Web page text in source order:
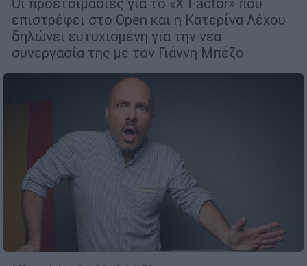
επιστρέφει στο Open και η Κατερίνα Λέχου
δηλώνει ευτυχισμένη για την νέα
συνεργασία της με τον Γιάννη Μπέζο